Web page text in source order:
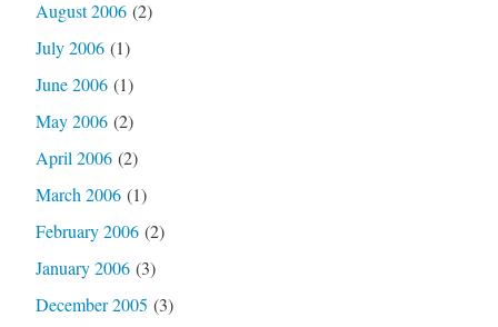
August 2006(2)
July 2006(1)
June 2006(1)
May 2006(2)
April 2006(2)
March 2006(1)
February 2006(2)
January 2006(3)
December 2005 (3)